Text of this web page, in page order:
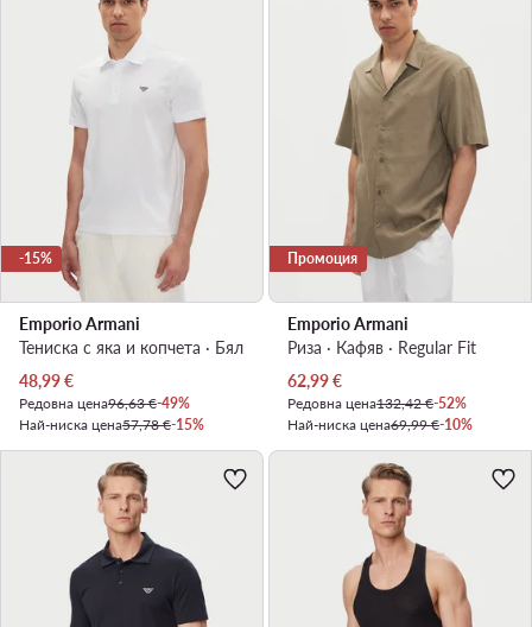
-15%
Emporio Armani
Тениска с яка и копчета · Бял
Актуална цена
48,99€
Редовна цена96,63 €-49%
Най-ниска цена57,78 €-15%
Промоция
Emporio Armani
Риза · Кафяв · Regular Fit
Актуална цена
62,99€
Редовна цена132,42 €-52%
Най-ниска цена69,99 €-10%